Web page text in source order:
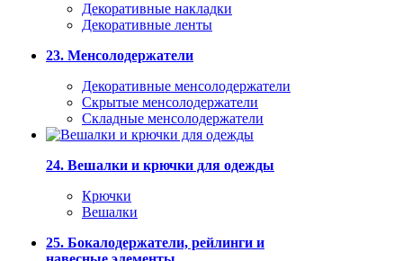
Декоративные накладки
Декоративные ленты
23. Менсолодержатели
Декоративные менсолодержатели
Скрытые менсолодержатели
Складные менсолодержатели
24. Вешалки и крючки для одежды
Крючки
Вешалки
25. Бокалодержатели, рейлинги и